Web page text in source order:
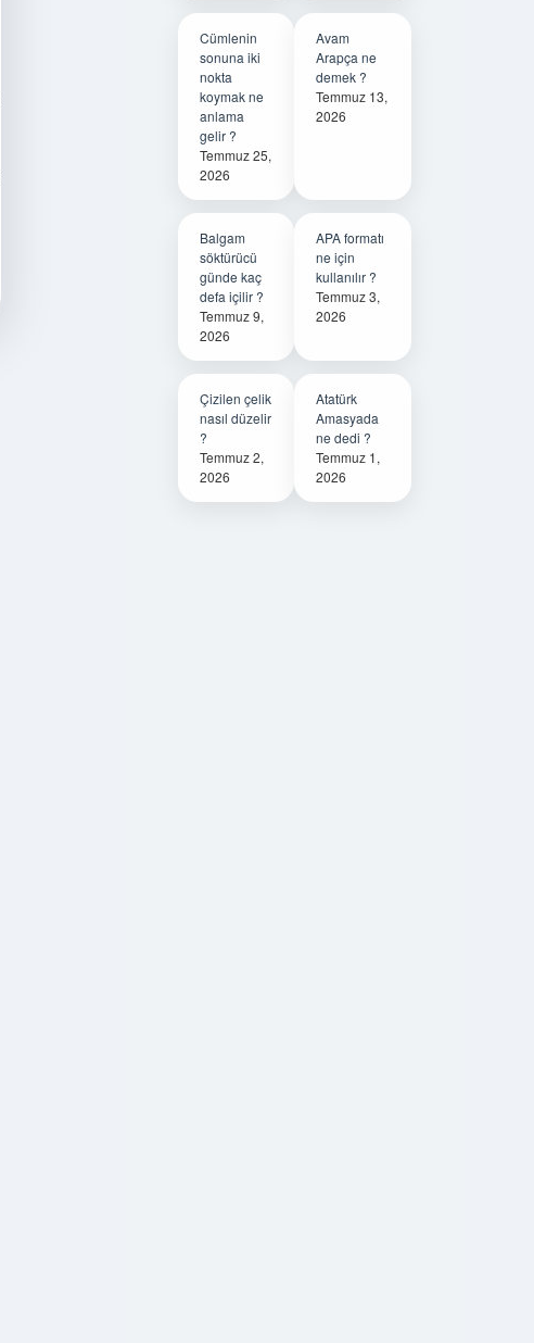
Cümlenin
sonuna iki
nokta
koymak ne
anlama
gelir ?
Temmuz 25,
2026
Avam
Arapça ne
demek ?
Temmuz 13,
2026
Balgam
söktürücü
günde kaç
defa içilir ?
Temmuz 9,
2026
APA formatı
ne için
kullanılır ?
Temmuz 3,
2026
Çizilen çelik
nasıl düzelir
?
Temmuz 2,
2026
Atatürk
Amasyada
ne dedi ?
Temmuz 1,
2026